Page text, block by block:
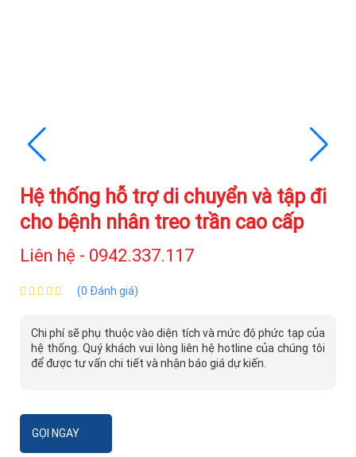
Hệ thống hỗ trợ di chuyển và tập đi
cho bệnh nhân treo trần cao cấp
Liên hệ - 0942.337.117
(0 Đánh giá)
Chi phí sẽ phụ thuộc vào diện tích và mức độ phức tạp của
hệ thống. Quý khách vui lòng liên hệ hotline của chúng tôi
để được tư vấn chi tiết và nhận báo giá dự kiến.
GỌI NGAY